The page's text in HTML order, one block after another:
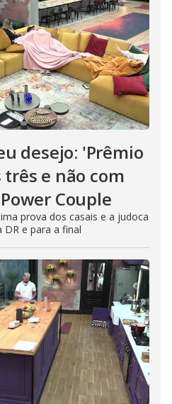
desejo: 'Prêmio
e não com
Couple
prova dos casais e a judoca
DR e para a final